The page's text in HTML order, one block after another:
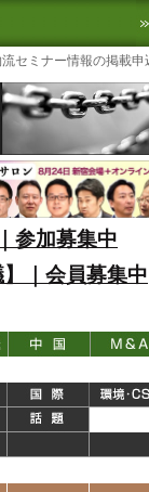
サイト
SCMなど国内
セミナー情報の掲載申
参加募集中
｜会員募集中